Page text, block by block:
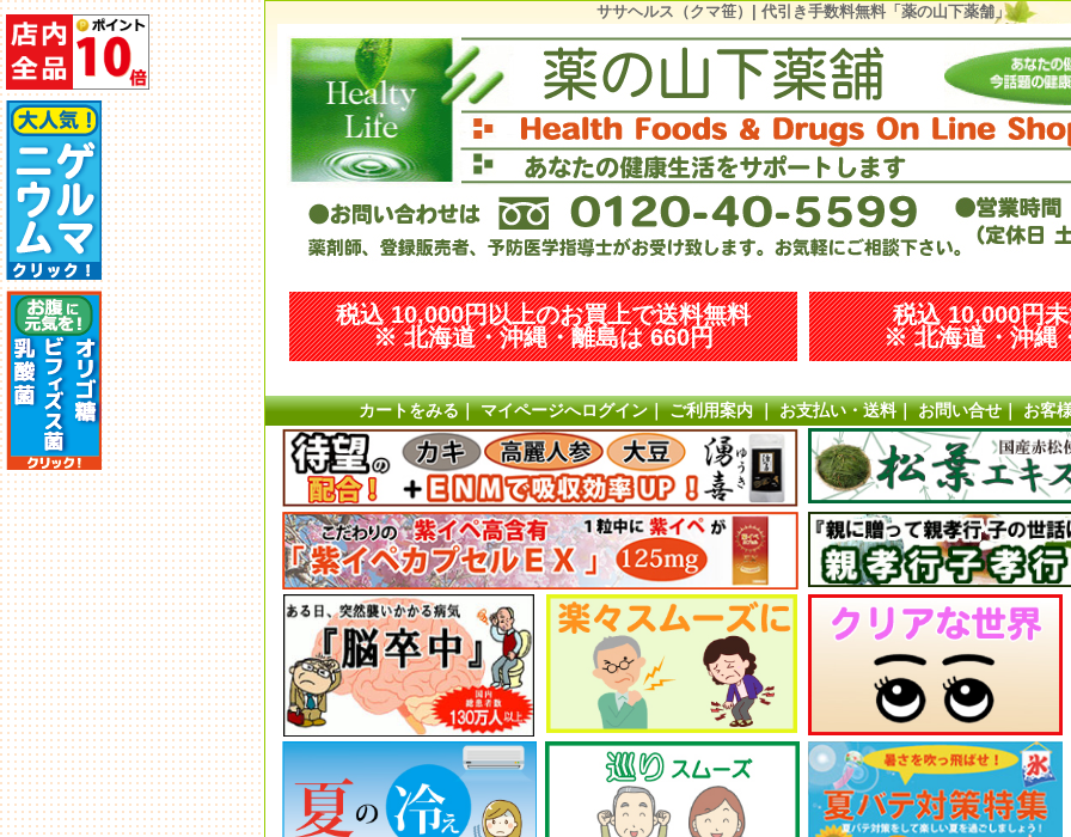
ササヘルス（クマ笹）| 代引き手数料無料「薬の山下薬舗」
税込 10,000円以上のお買上で送料無料
※ 北海道・沖縄・離島は 660円
税込 10,000円
※ 北海道・沖縄
カートをみる｜マイページへログイン｜ご利用案内｜お支払い・送料｜お問い合せ｜お客